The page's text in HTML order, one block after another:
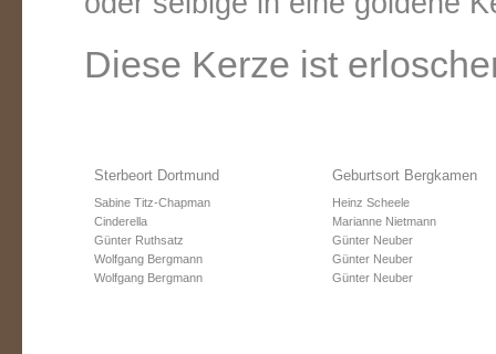
Diese Kerze ist
Sterbeort Dortmund
Sabine Titz-Chapman
Cinderella
Günter Ruthsatz
Wolfgang Bergmann
Wolfgang Bergmann
Geburtsort Bergkamen
Heinz Scheele
Marianne Nietmann
Günter Neuber
Günter Neuber
Günter Neuber